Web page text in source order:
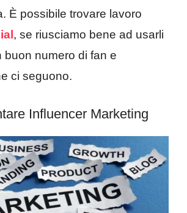
È possibile trovare lavoro
, se riusciamo bene ad usarli
buon numero di fan e
ci seguono.
Influencer Marketing